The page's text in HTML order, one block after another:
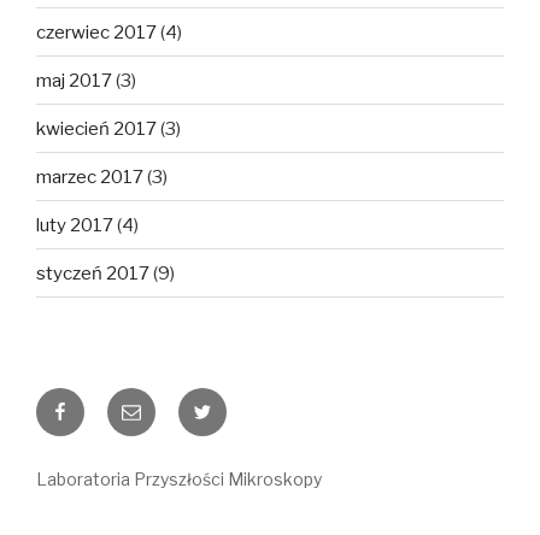
czerwiec 2017(4)
maj 2017(3)
kwiecień 2017(3)
marzec 2017(3)
luty 2017(4)
styczeń 2017(9)
Facebook
E-
mail
Twitter
Laboratoria Przyszłości Mikroskopy